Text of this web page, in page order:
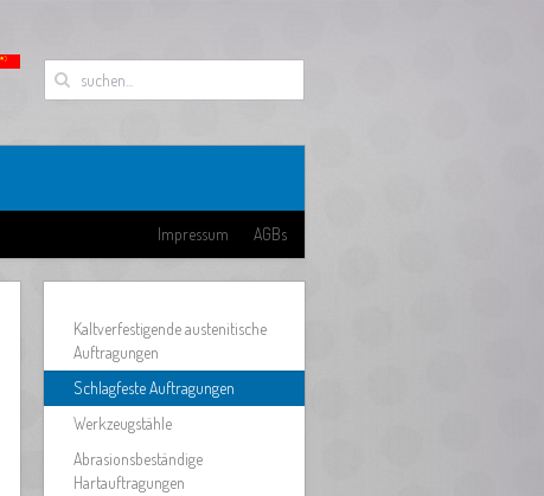
Impressum AGBs
Kaltverfestigende austenitische
Auftragungen
Schlagfeste Auftragungen
Werkzeugstähle
Abrasionsbeständige
Hartauftragungen